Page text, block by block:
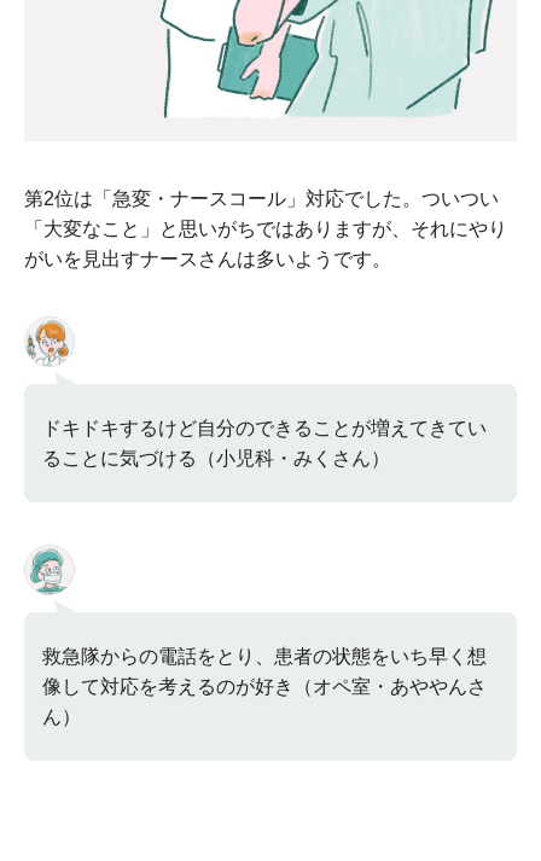
第2位は「急変・ナースコール」対応でした。ついつい
「大変なこと」と思いがちではありますが、それにやり
がいを見出すナースさんは多いようです。
ドキドキするけど自分のできることが増えてきてい
ることに気づける（小児科・みくさん）
救急隊からの電話をとり、患者の状態をいち早く想
像して対応を考えるのが好き（オペ室・あややんさ
ん）